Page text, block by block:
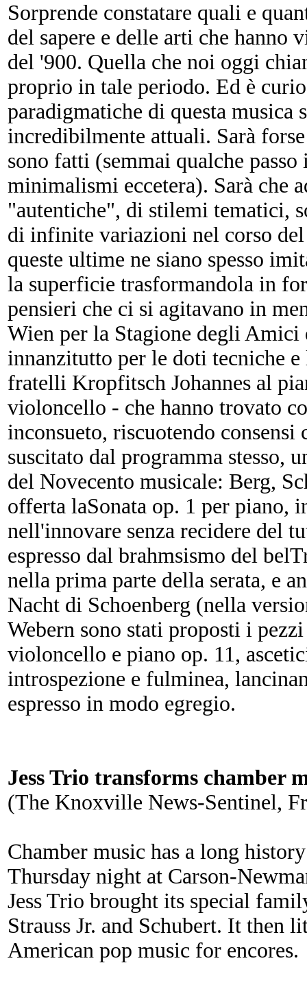
Sorprende constatare quali e
del sapere e delle arti che
del '900. Quella che noi oggi
proprio in tale periodo. Ed è
paradigmatiche di questa musica
incredibilmente attuali. Sarà
sono fatti (semmai qualche
minimalismi eccetera). Sarà che
"autentiche", di stilemi tematici,
di infinite variazioni nel corso
queste ultime ne siano spesso
la superficie trasformandola in
pensieri che ci si agitavano in
Wien per la Stagione degli
innanzitutto per le doti tecniche
fratelli Kropfitsch Johannes al
violoncello - che hanno trovato
inconsueto, riscuotendo
suscitato dal programma stesso,
del Novecento musicale: Berg,
offerta laSonata op. 1 per piano,
nell'innovare senza recidere del
espresso dal brahmsismo del
nella prima parte della serata, e
Nacht di Schoenberg (nella
Webern sono stati proposti i
violoncello e piano op. 11,
introspezione e fulminea,
espresso in modo egregio.
Jess Trio transforms chamber
(The Knoxville News-Sentinel,
Chamber music has a long
Thursday night at Carson-
Jess Trio brought its special
Strauss Jr. and Schubert. It then
American pop music for encores.